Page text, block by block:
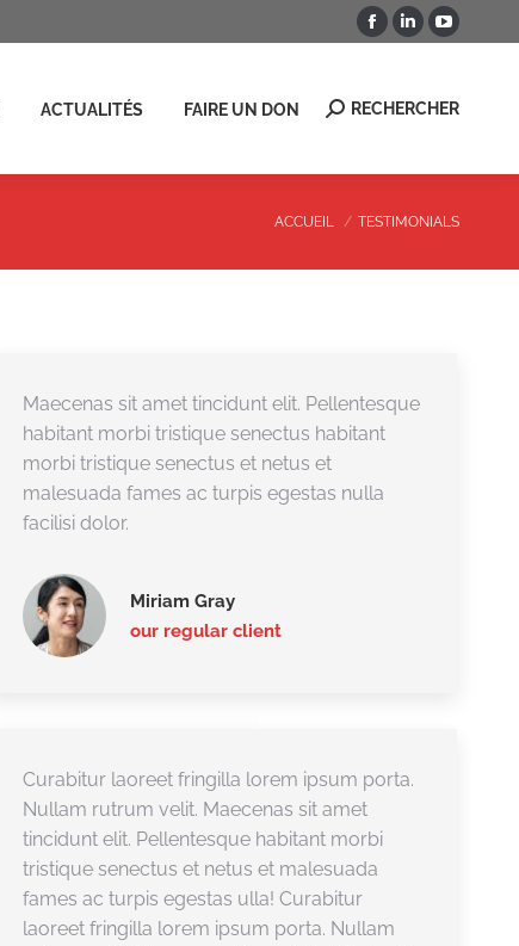
La
Facebook
nouvelle
La
LinkedIn
nouvelle
La
nouvelle
ACTUALITÉS FAIRE UN DON
Recherche
RECHERCHER
Vous êtes ici :
ACCUEIL TESTIMONIALS
Miriam Gray
our regular client
Maecenas sit amet tincidunt elit. Pellentesque
habitant morbi tristique senectus habitant
morbi tristique senectus et netus et
malesuada fames ac turpis egestas nulla
facilisi dolor.
Curabitur laoreet fringilla lorem ipsum porta.
Nullam rutrum velit. Maecenas sit amet
tincidunt elit. Pellentesque habitant morbi
tristique senectus et netus et malesuada
fames ac turpis egestas ulla! Curabitur
laoreet fringilla lorem ipsum porta. Nullam
Recherche
RECHERCHER